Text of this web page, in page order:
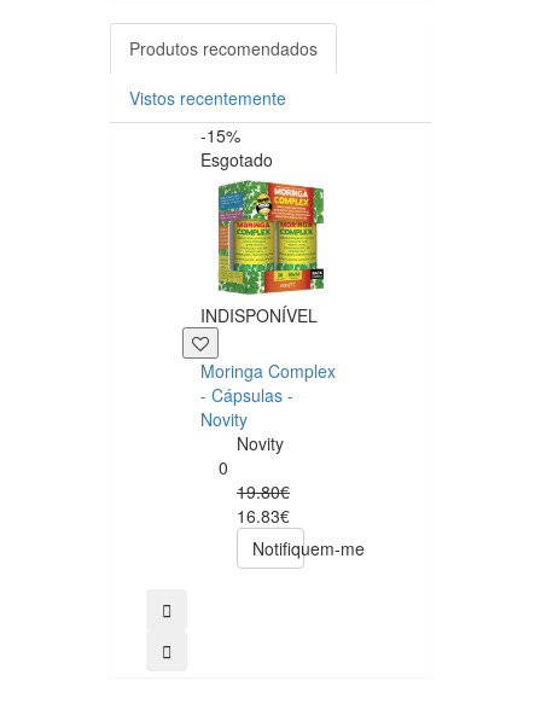
Produtos recomendados
Vistos recentemente
-15%
Esgotado
INDISPONÍVEL
Moringa Complex
- Cápsulas -
Novity
Novity
0
19.80€
16.83€
Notifiquem-me